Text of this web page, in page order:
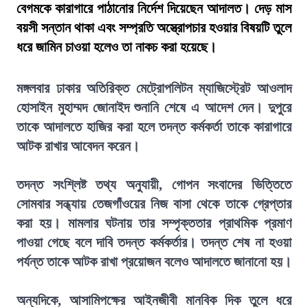
বেগমকে কারাগারে পাঠানোর নির্দেশ দিয়েছেন আদালত। দেড় মাস
বয়সী সন্তান থাকা এবং সম্প্রতি অস্ত্রোপচার হওয়ার বিষয়টি তুলে
ধরে জামিন চাওয়া হলেও তা নাকচ করা হয়েছে।
মঙ্গলবার ঢাকার অতিরিক্ত মেট্রোপলিটন ম্যাজিস্ট্রেট আওলাদ
হোসাইন মুহাম্মদ জোনাইদ শুনানি শেষে এ আদেশ দেন। দুপুরে
তাকে আদালতে হাজির করা হলে তদন্ত কর্মকর্তা তাকে কারাগারে
আটক রাখার আবেদন করেন।
তদন্ত সংশ্লিষ্ট তথ্য অনুযায়ী, গোপন সংবাদের ভিত্তিতে
সোমবার সন্ধ্যায় তেজগাঁওয়ের নিজ বাসা থেকে তাকে গ্রেপ্তার
করা হয়। মামলার ঘটনায় তার সম্পৃক্ততার প্রাথমিক প্রমাণ
পাওয়া গেছে বলে দাবি তদন্ত কর্মকর্তার। তদন্ত শেষ না হওয়া
পর্যন্ত তাকে আটক রাখা প্রয়োজন বলেও আদালতে জানানো হয়।
অন্যদিকে, আসামিপক্ষের আইনজীবী মানবিক দিক তুলে ধরে